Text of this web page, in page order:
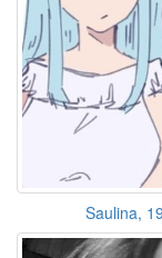
Saulina, 19